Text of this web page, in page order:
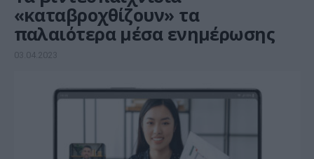
«καταβροχθίζουν» τα
παλαιότερα μέσα ενημέρωσης
03.04.2023